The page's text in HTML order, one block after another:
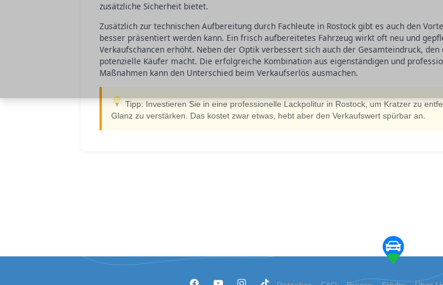
zusätzliche Sicherheit bietet.
Zusätzlich zur technischen Aufbereitung durch Fachleute in Rostock gibt es auch den
besser präsentiert werden kann. Ein frisch aufbereitetes Fahrzeug wirkt oft neu und
Verkaufschancen erhöht. Neben der Optik verbessert sich auch der Gesamteindruck, den
potenzielle Käufer macht. Die erfolgreiche Kombination aus eigenständigen und
Maßnahmen kann den Unterschied beim Verkaufserlös ausmachen.
Tipp: Investieren Sie in eine professionelle Lackpolitur in Rostock, um Kratzer zu
Glanz zu verstärken. Das kostet zwar etwas, hebt aber den Verkaufswert spürbar an.